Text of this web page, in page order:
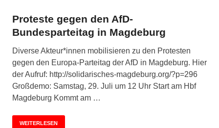
Proteste gegen den AfD-
Bundesparteitag in Magdeburg
Diverse Akteur*innen mobilisieren zu den Protesten
gegen den Europa-Parteitag der AfD in Magdeburg. Hier
der Aufruf: http://solidarisches-magdeburg.org/?p=296
Großdemo: Samstag, 29. Juli um 12 Uhr Start am Hbf
Magdeburg Kommt am …
WEITERLESEN